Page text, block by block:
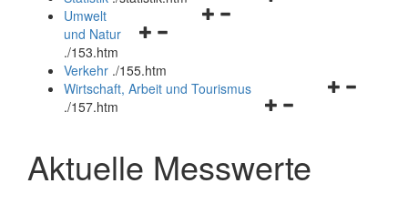
Navigationsmenü
Navigationsmenü
und
schließen
Umwelt
und Natur
./153.htm
Verkehr ./155.htm
Navigationsmenü
schließen
Wirtschaft, Arbeit und Tourismus
./157.htm
Aktuelle Messwerte